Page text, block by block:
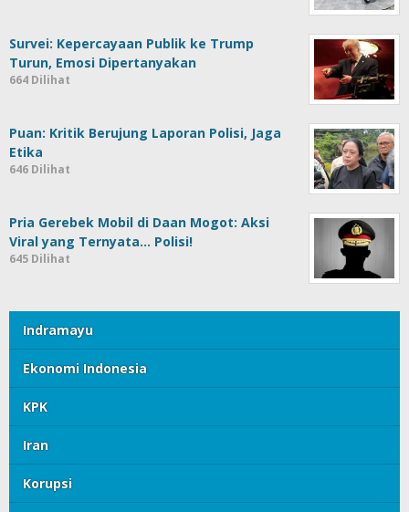
Survei: Kepercayaan Publik ke Trump
Turun, Emosi Dipertanyakan
664 Dilihat
Puan: Kritik Berujung Laporan Polisi, Jaga
Etika
646 Dilihat
Pria Gerebek Mobil di Daan Mogot: Aksi
Viral yang Ternyata… Polisi!
645 Dilihat
Indramayu
Ekonomi Indonesia
KPK
Iran
Korupsi